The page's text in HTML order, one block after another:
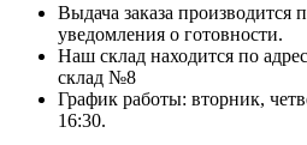
Выдача заказа производится
уведомления о готовности.
Наш склад находится по
склад №8
График работы: вторник,
16:30.